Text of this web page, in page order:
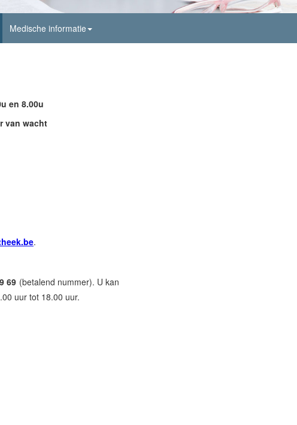
Medische informatie
en 8.00u
van wacht
.
69 (betalend nummer). U kan
uur tot 18.00 uur.